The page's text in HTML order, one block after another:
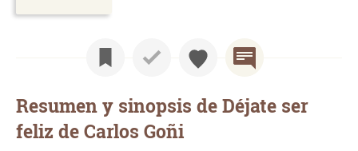
Resumen y sinopsis de Déjate ser
feliz de Carlos Goñi